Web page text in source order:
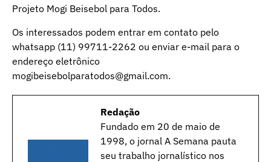
Projeto Mogi Beisebol para Todos.
Os interessados podem entrar em contato pelo
whatsapp (11) 99711-2262 ou enviar e-mail para o
endereço eletrônico
mogibeisebolparatodos@gmail.com.
Redação
Fundado em 20 de maio de
1998, o jornal A Semana pauta
seu trabalho jornalístico nos